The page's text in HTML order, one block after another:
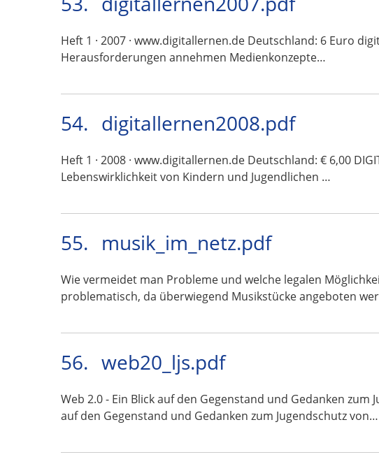
Heft 1 · 2007 · www.digitallernen.de Deutschland: 6 Euro
Herausforderungen annehmen Medienkonzepte…
54. digitallernen2008.pdf
Heft 1 · 2008 · www.digitallernen.de Deutschland: € 6,00
Lebenswirklichkeit von Kindern und Jugendlichen …
55. musik_im_netz.pdf
Wie vermeidet man Probleme und welche legalen
problematisch, da überwiegend Musikstücke angeboten
56. web20_ljs.pdf
Web 2.0 - Ein Blick auf den Gegenstand und Gedanken
auf den Gegenstand und Gedanken zum Jugendschutz von…